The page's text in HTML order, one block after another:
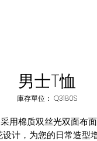
男士T恤
庫存單位： Q3180S
用棉质双丝光双面布
计，为您的日常造型